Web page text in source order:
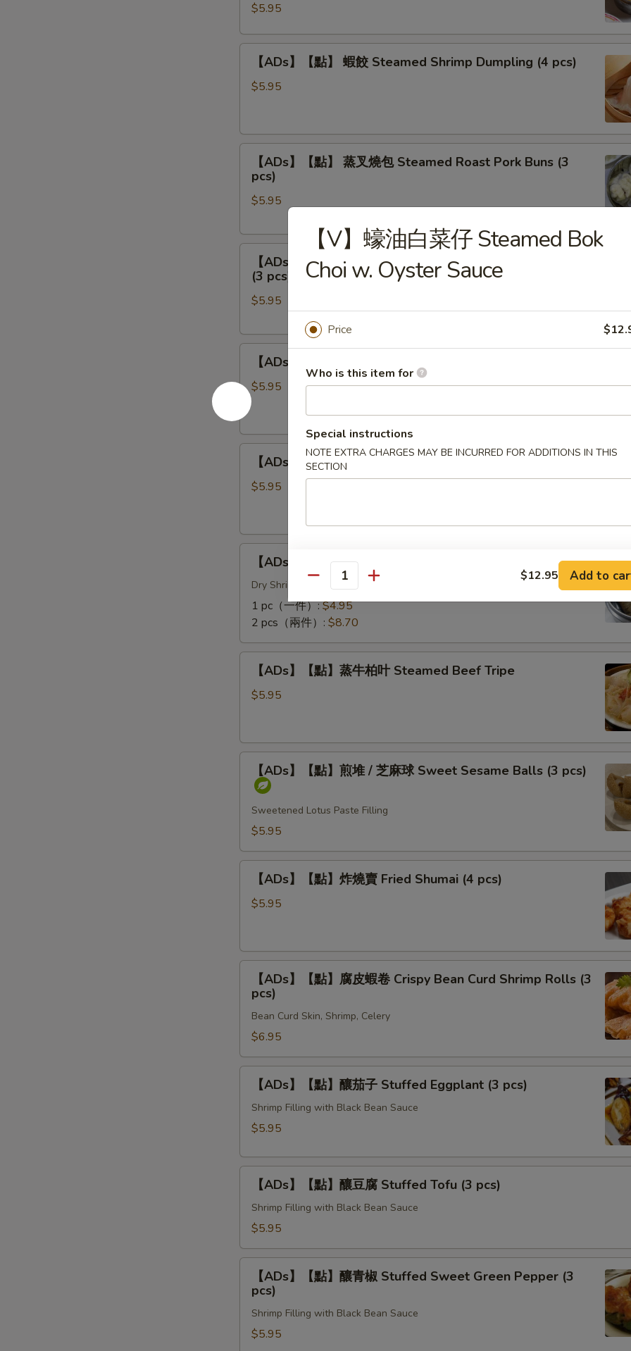
Steamed
Shumai
pcs)
$5.95
【ADs】
【點】
Shrimp
Dumpling
pcs)
【ADs】【點】 蝦餃 Steamed Shrimp Dumpling (4 pcs)
$5.95
【ADs】
【點】
包
Steamed
Roast
Pork
Buns
pcs)
【ADs】【點】 蒸叉燒包 Steamed Roast Pork Buns (3
pcs)
$5.95
【ADs】
【點】
卷
Steamed
Bean
Curd
Meat
Rolls
(3
pcs)
【ADs】【點】蒸鲜竹卷 Steamed Bean Curd Meat Rolls
(3 pcs)
$5.95
【ADs】
【點】
蒸
爪
Steamed
Chicken
Feet
【ADs】【點】蒸鳳爪 Steamed Chicken Feet
$5.95
【ADs】
【點】
骨
Steamed
Pork
Rib
Tips
【ADs】【點】蒸小排骨 Steamed Pork Rib Tips
$5.95
【ADs】
【點】
雞
Lotus
Wrapped
Sticky
【ADs】【點】珍珠糯米雞 Lotus Wrapped Sticky Rice
Dry Shrimp & Meat Filling
1 pc（一件）:$4.95
2 pcs（兩件）: $8.70
【ADs】
【點】
叶
Steamed
Beef
Tripe
【ADs】【點】蒸牛柏叶 Steamed Beef Tripe
$5.95
【ADs】
【點】
麻
Sweet
Sesame
(3
pcs)
【ADs】【點】煎堆 / 芝麻球 Sweet Sesame Balls (3 pcs)
Sweetened Lotus Paste Filling
$5.95
【ADs】
【點】
Fried
Shumai
pcs)
【ADs】【點】炸燒賣 Fried Shumai (4 pcs)
$5.95
【ADs】
【點】
卷
Crispy
Bean
Curd
Shrimp
Rolls
(3
pcs)
【ADs】【點】腐皮蝦卷 Crispy Bean Curd Shrimp Rolls (3
pcs)
Bean Curd Skin, Shrimp, Celery
$6.95
【ADs】
【點】
Stuffed
Eggplant
pcs)
【ADs】【點】釀茄子 Stuffed Eggplant (3 pcs)
Shrimp Filling with Black Bean Sauce
$5.95
【ADs】
【點】
Stuffed
pcs)
【ADs】【點】釀豆腐 Stuffed Tofu (3 pcs)
Shrimp Filling with Black Bean Sauce
$5.95
【ADs】
【點】【ADs】【點】釀青椒 Stuffed Sweet Green Pepper (3
pcs)
Shrimp Filling with Black Bean Sauce
$5.95
【V】蠔油白菜仔 Steamed Bok
Choi w. Oyster Sauce
Price
Who is this item for
Special instructions
NOTE EXTRA CHARGES MAY BE INCURRED FOR ADDITIONS IN THIS
SECTION
Quantity $12.95 Add to